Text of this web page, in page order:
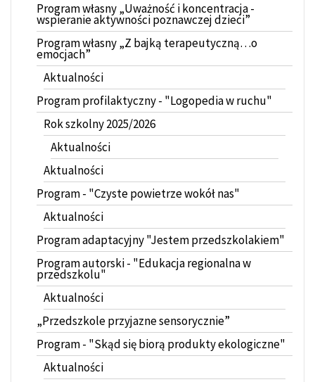
Program własny „Uważność i koncentracja -
wspieranie aktywności poznawczej dzieci”
Program własny „Z bajką terapeutyczną…o
emocjach”
Aktualności
Program profilaktyczny - "Logopedia w ruchu"
Rok szkolny 2025/2026
Aktualności
Aktualności
Program - "Czyste powietrze wokół nas"
Aktualności
Program adaptacyjny "Jestem przedszkolakiem"
Program autorski - "Edukacja regionalna w
przedszkolu"
Aktualności
„Przedszkole przyjazne sensorycznie”
Program - "Skąd się biorą produkty ekologiczne"
Aktualności